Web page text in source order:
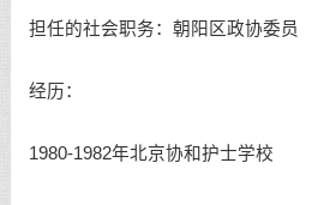
担任的社会职务：朝阳区政协委员
经历：
1980-1982年北京协和护士学校